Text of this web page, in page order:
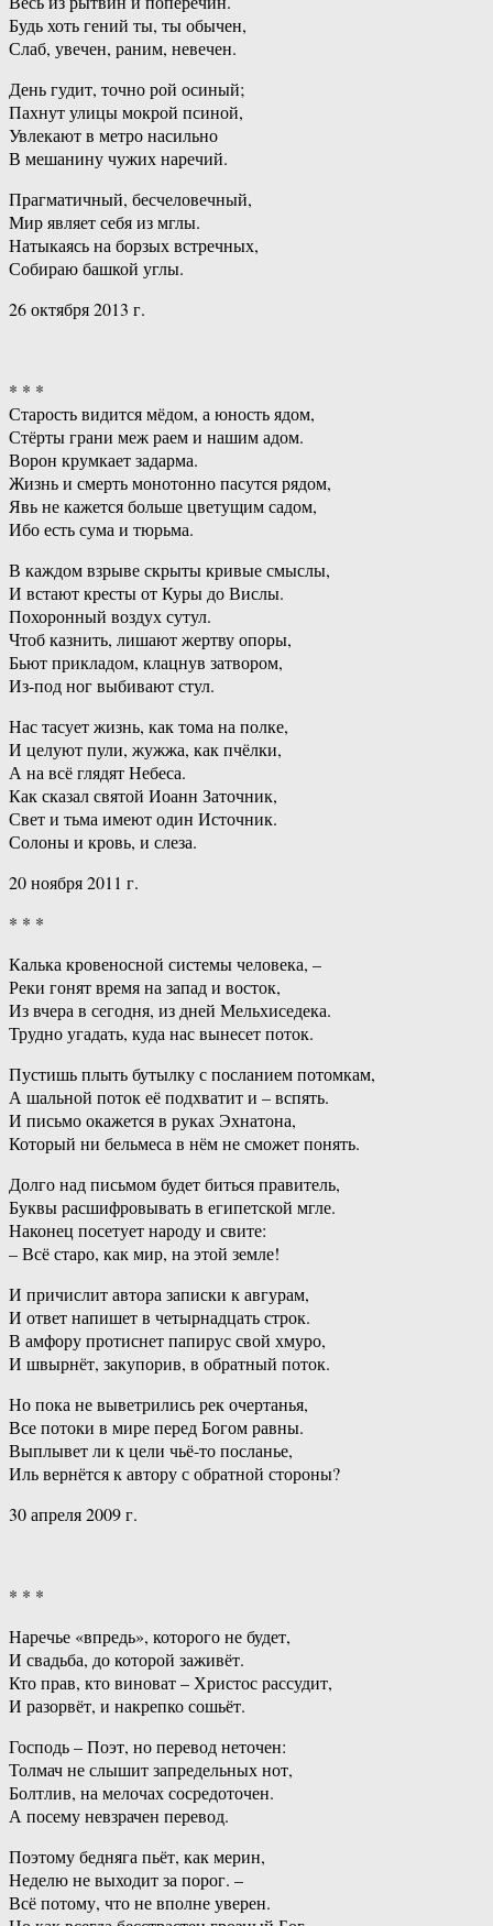
Будь хоть гений ты, ты обычен,
Слаб, увечен, раним, невечен.
День гудит, точно рой осиный;
Пахнут улицы мокрой псиной,
Увлекают в метро насильно
В мешанину чужих наречий.
Прагматичный, бесчеловечный,
Мир являет себя из мглы.
Натыкаясь на борзых встречных,
Собираю башкой углы.
26 октября 2013 г.
* * *
Старость видится мёдом, а юность ядом,
Стёрты грани меж раем и нашим адом.
Ворон крумкает задарма.
Жизнь и смерть монотонно пасутся рядом,
Явь не кажется больше цветущим садом,
Ибо есть сума и тюрьма.
В каждом взрыве скрыты кривые смыслы,
И встают кресты от Куры до Вислы.
Похоронный воздух сутул.
Чтоб казнить, лишают жертву опоры,
Бьют прикладом, клацнув затвором,
Из-под ног выбивают стул.
Нас тасует жизнь, как тома на полке,
И целуют пули, жужжа, как пчёлки,
А на всё глядят Небеса.
Как сказал святой Иоанн Заточник,
Свет и тьма имеют один Источник.
Солоны и кровь, и слеза.
20 ноября 2011 г.
* * *
Калька кровеносной системы человека, –
Реки гонят время на запад и восток,
Из вчера в сегодня, из дней Мельхиседека.
Трудно угадать, куда нас вынесет поток.
Пустишь плыть бутылку с посланием потомкам,
А шальной поток её подхватит и – вспять.
И письмо окажется в руках Эхнатона,
Который ни бельмеса в нём не сможет понять.
Долго над письмом будет биться правитель,
Буквы расшифровывать в египетской мгле.
Наконец посетует народу и свите:
– Всё старо, как мир, на этой земле!
И причислит автора записки к авгурам,
И ответ напишет в четырнадцать строк.
В амфору протиснет папирус свой хмуро,
И швырнёт, закупорив, в обратный поток.
Но пока не выветрились рек очертанья,
Все потоки в мире перед Богом равны.
Выплывет ли к цели чьё-то посланье,
Иль вернётся к автору с обратной стороны?
30 апреля 2009 г.
* * *
Наречье «впредь», которого не будет,
И свадьба, до которой заживёт.
Кто прав, кто виноват – Христос рассудит,
И разорвёт, и накрепко сошьёт.
Господь – Поэт, но перевод неточен:
Толмач не слышит запредельных нот,
Болтлив, на мелочах сосредоточен.
А посему невзрачен перевод.
Поэтому бедняга пьёт, как мерин,
Неделю не выходит за порог. –
Всё потому, что не вполне уверен.